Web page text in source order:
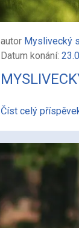
autor Myslivecký
Datum konání:
Číst celý